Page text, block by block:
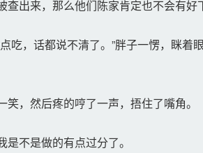
出来，那么他们陈家肯定也不会有好
吃，话都说不清了。”胖子一愣，眯着
，然后疼的哼了一声，捂住了嘴角。
不是做的有点过分了。